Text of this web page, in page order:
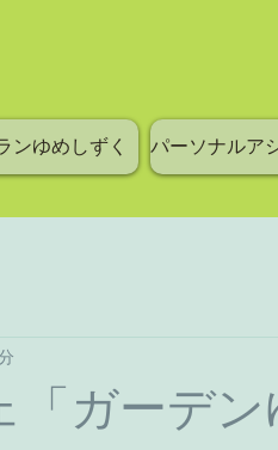
ンゆめしずく パーソナルア
ガーデン